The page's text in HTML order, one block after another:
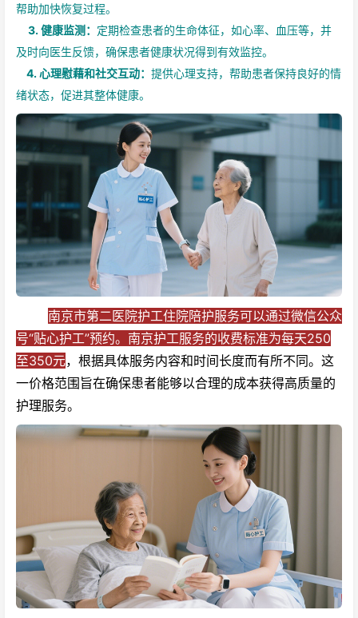
帮助加快恢复过程。
3. 健康监测： 定期检查患者的生命体征，如心率、血压等，并
及时向医生反馈，确保患者健康状况得到有效监控。
4. 心理慰藉和社交互动： 提供心理支持，帮助患者保持良好的情
绪状态，促进其整体健康。
南京市第二医院护工住院陪护服务可以通过微信公众
号“贴心护工”预约。南京护工服务的收费标准为每天250
至350元，根据具体服务内容和时间长度而有所不同。这
一价格范围旨在确保患者能够以合理的成本获得高质量的
护理服务。